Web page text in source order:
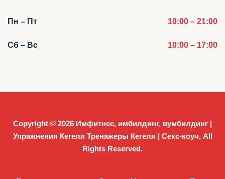
Пн – Пт 10:00 – 21:00
Сб – Вс 10:00 – 17:00
Copyright © 2026 Имфитнес, имбилдинг, вумбилдинг |
Упражнения Кегеля Тренажеры Кегеля | Секс-коуч, All
Rights Reserved.